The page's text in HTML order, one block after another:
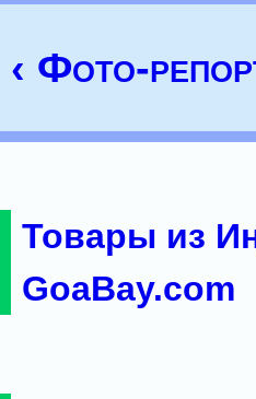
‹ Фото-
Товары из
GoaBay.com